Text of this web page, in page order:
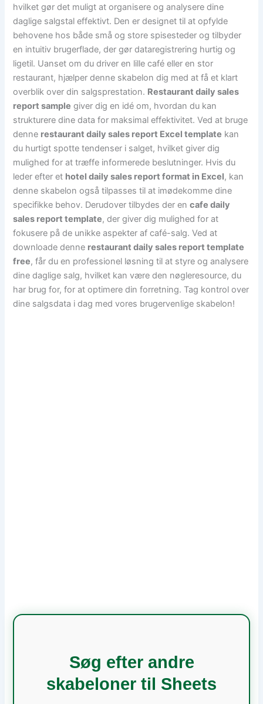
hvilket gør det muligt at organisere og analysere dine
daglige salgstal effektivt. Den er designet til at opfylde
behovene hos både små og store spisesteder og tilbyder
en intuitiv brugerflade, der gør dataregistrering hurtig og
ligetil. Uanset om du driver en lille café eller en stor
restaurant, hjælper denne skabelon dig med at få et klart
overblik over din salgsprestation. Restaurant daily sales
report sample giver dig en idé om, hvordan du kan
strukturere dine data for maksimal effektivitet. Ved at bruge
denne restaurant daily sales report Excel template kan
du hurtigt spotte tendenser i salget, hvilket giver dig
mulighed for at træffe informerede beslutninger. Hvis du
leder efter et hotel daily sales report format in Excel, kan
denne skabelon også tilpasses til at imødekomme dine
specifikke behov. Derudover tilbydes der encafe daily
sales report template, der giver dig mulighed for at
fokusere på de unikke aspekter af café-salg. Ved at
downloade denne restaurant daily sales report template
free, får du en professionel løsning til at styre og analysere
dine daglige salg, hvilket kan være den nøgleresource, du
har brug for, for at optimere din forretning. Tag kontrol over
dine salgsdata i dag med vores brugervenlige skabelon!
Søg efter andre
skabeloner til Sheets